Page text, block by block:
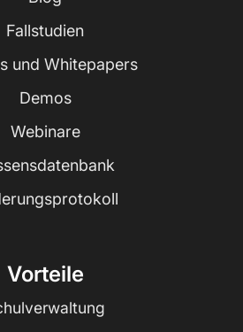
Fallstudien
und Whitepapers
Demos
Webinare
Vorteile